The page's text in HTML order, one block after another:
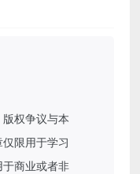
权争议与本
限用于学习
商业或者非